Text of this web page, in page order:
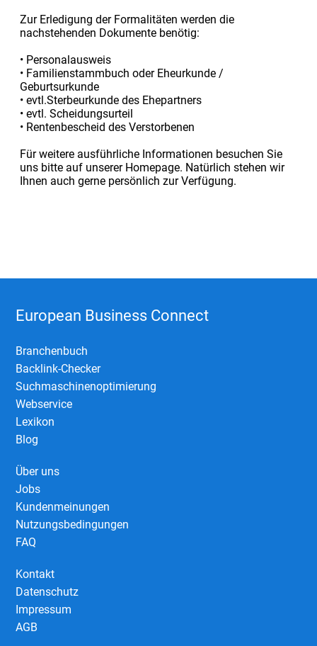
Zur Erledigung der Formalitäten werden die
nachstehenden Dokumente benötig:
• Personalausweis
• Familienstammbuch oder Eheurkunde /
Geburtsurkunde
• evtl.Sterbeurkunde des Ehepartners
• evtl. Scheidungsurteil
• Rentenbescheid des Verstorbenen
Für weitere ausführliche Informationen besuchen Sie
uns bitte auf unserer Homepage. Natürlich stehen wir
Ihnen auch gerne persönlich zur Verfügung.
European Business Connect
Branchenbuch
Backlink-Checker
Suchmaschinenoptimierung
Webservice
Lexikon
Blog
Über uns
Jobs
Kundenmeinungen
Nutzungsbedingungen
FAQ
Kontakt
Datenschutz
Impressum
AGB